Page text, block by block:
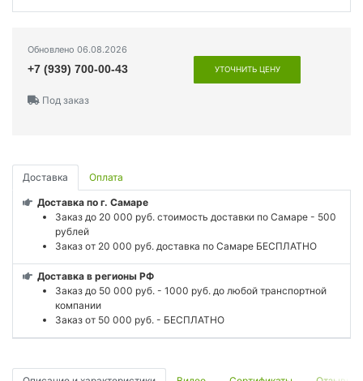
Обновлено 06.08.2026
+7 (939) 700-00-43 УТОЧНИТЬ ЦЕНУ
Под заказ
Доставка Оплата
Доставка по г. Самаре
Заказ до 20 000 руб. стоимость доставки по Самаре - 500
рублей
Заказ от 20 000 руб. доставка по Самаре БЕСПЛАТНО
Доставка в регионы РФ
Заказ до 50 000 руб. - 1000 руб. до любой транспортной
компании
Заказ от 50 000 руб. - БЕСПЛАТНО